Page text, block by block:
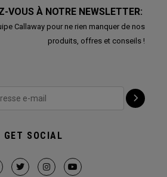
VOUS À NOTRE NEWSLETTER:
Callaway pour ne rien manquer de nos
produits, offres et conseils !
GET SOCIAL